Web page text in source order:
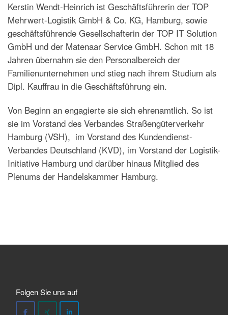
Kerstin Wendt-Heinrich ist Geschäftsführerin der TOP
Mehrwert-Logistik GmbH & Co. KG, Hamburg, sowie
geschäftsführende Gesellschafterin der TOP IT Solution
GmbH und der Matenaar Service GmbH. Schon mit 18
Jahren übernahm sie den Personalbereich der
Familienunternehmen und stieg nach ihrem Studium als
Dipl. Kauffrau in die Geschäftsführung ein.
Von Beginn an engagierte sie sich ehrenamtlich. So ist
sie im Vorstand des Verbandes Straßengüterverkehr
Hamburg (VSH), im Vorstand des Kundendienst-
Verbandes Deutschland (KVD), im Vorstand der Logistik-
Initiative Hamburg und darüber hinaus Mitglied des
Plenums der Handelskammer Hamburg.
Folgen Sie uns auf